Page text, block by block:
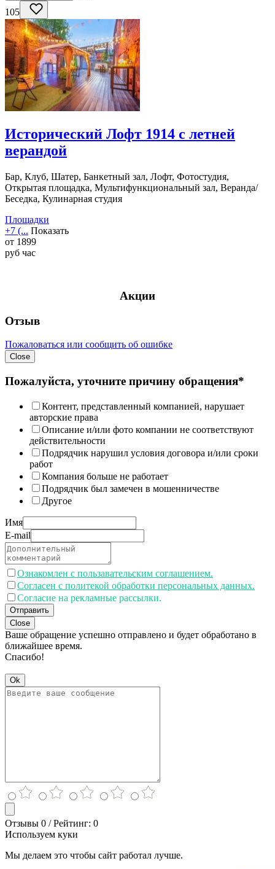
105
Исторический Лофт 1914 с летней
верандой
Бар, Клуб, Шатер, Банкетный зал, Лофт, Фотостудия,
Открытая площадка, Мультифункциональный зал, Веранда/
Беседка, Кулинарная студия
Площадки
+7 (... Показать
от 1899
руб час
Акции
Отзыв
Пожаловаться или сообщить об ошибке
Close
Пожалуйста, уточните причину обращения*
Контент, представленный компанией, нарушает
авторские права
Описание и/или фото компании не соответствуют
действительности
Подрядчик нарушил условия договора и/или сроки
работ
Компания больше не работает
Подрядчик был замечен в мошенничестве
Другое
Имя
E-mail
Ознакомлен с пользавательским соглашением.
Согласен с политекой обработки персональных данных.
Согласие на рекламные рассылки.
Отправить
Close
Ваше обращение успешно отправлено и будет обработано в
ближайшее время.
Спасибо!
Ok
Отзывы 0 / Рейтинг: 0
Используем куки
Мы делаем это чтобы сайт работал лучше.